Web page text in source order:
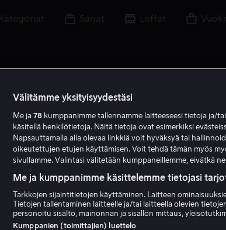
Kategoriat Sarjat Leffat
Scott
Välitämme yksityisyydestäsi
Me ja 78 kumppanimme tallennamme laitteeseesi tietoja ja/
käsitellä henkilötietoja. Näitä tietoja ovat esimerkiksi
Napsauttamalla alla olevaa linkkiä voit hyväksyä tai
oikeutettujen etujen käyttämisen. Voit tehdä tämän myös
sivullamme. Valintasi välitetään kumppaneillemme, eivätkä
Me ja kumppanimme käsittelemme tietojasi
Tarkkojen sijaintitietojen käyttäminen. Laitteen
Tietojen tallentaminen laitteelle ja/tai laitteella olevien
personoitu sisältö, mainonnan ja sisällön mittaus,
Kumppanien (toimittajien) luettelo